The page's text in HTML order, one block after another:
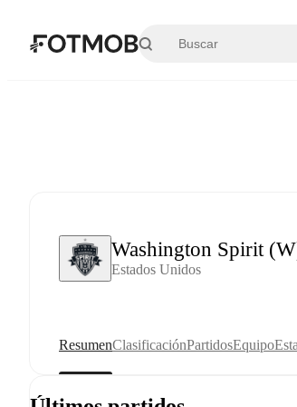
Washington Spirit
Estados Unidos
ResumenClasificaciónPartidosEquipo